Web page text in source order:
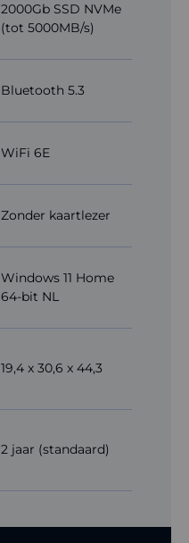
2000Gb SSD NVMe
(tot 5000MB/s)
Bluetooth 5.3
WiFi 6E
Zonder kaartlezer
Windows 11 Home
64-bit NL
19,4 x 30,6 x 44,3
2 jaar (standaard)